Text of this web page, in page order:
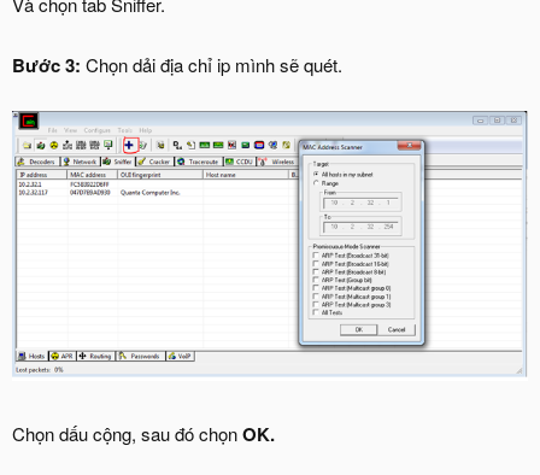
Bước 3: Chọn dải địa chỉ ip mình sẽ quét.
Chọn dấu cộng, sau đó chọnOK.